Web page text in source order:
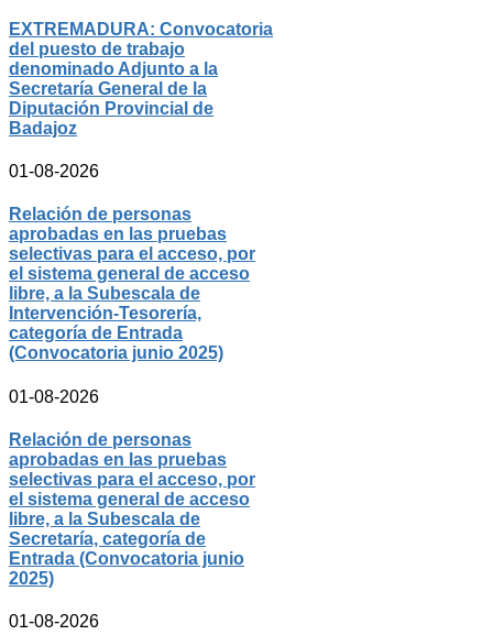
EXTREMADURA: Convocatoria
del puesto de trabajo
denominado Adjunto a la
Secretaría General de la
Diputación Provincial de
Badajoz
01-08-2026
Relación de personas
aprobadas en las pruebas
selectivas para el acceso, por
el sistema general de acceso
libre, a la Subescala de
Intervención-Tesorería,
categoría de Entrada
(Convocatoria junio 2025)
01-08-2026
Relación de personas
aprobadas en las pruebas
selectivas para el acceso, por
el sistema general de acceso
libre, a la Subescala de
Secretaría, categoría de
Entrada (Convocatoria junio
2025)
01-08-2026